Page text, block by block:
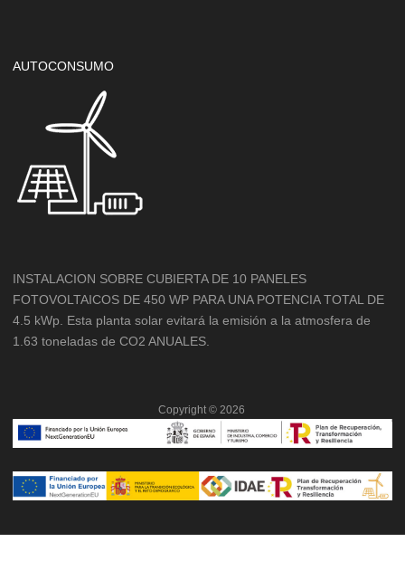
AUTOCONSUMO
INSTALACION SOBRE CUBIERTA DE 10 PANELES
FOTOVOLTAICOS DE 450 WP PARA UNA POTENCIA TOTAL DE
4.5 kWp. Esta planta solar evitará la emisión a la atmosfera de
1.63 toneladas de CO2 ANUALES.
Copyright © 2026